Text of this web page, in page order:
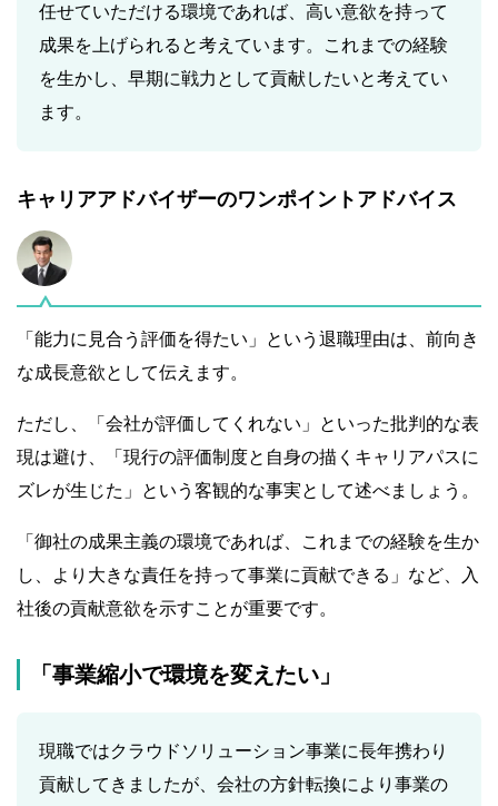
任せていただける環境であれば、高い意欲を持って
成果を上げられると考えています。これまでの経験
を生かし、早期に戦力として貢献したいと考えてい
ます。
キャリアアドバイザーのワンポイントアドバイス
「能力に見合う評価を得たい」という退職理由は、前向き
な成長意欲として伝えます。
ただし、「会社が評価してくれない」といった批判的な表
現は避け、「現行の評価制度と自身の描くキャリアパスに
ズレが生じた」という客観的な事実として述べましょう。
「御社の成果主義の環境であれば、これまでの経験を生か
し、より大きな責任を持って事業に貢献できる」など、入
社後の貢献意欲を示すことが重要です。
「事業縮小で環境を変えたい」
現職ではクラウドソリューション事業に長年携わり
貢献してきましたが、会社の方針転換により事業の